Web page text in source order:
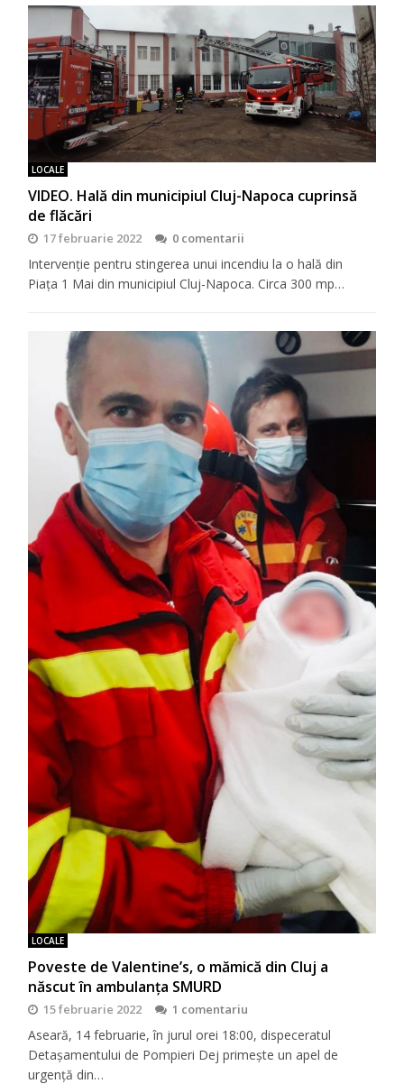
LOCALE
VIDEO. Hală din municipiul Cluj-Napoca cuprinsă
de flăcări
17 februarie 2022 0 comentarii
Intervenție pentru stingerea unui incendiu la o hală din
Piața 1 Mai din municipiul Cluj-Napoca. Circa 300 mp…
LOCALE
Poveste de Valentine’s, o mămică din Cluj a
născut în ambulanța SMURD
15 februarie 2022 1 comentariu
Aseară, 14 februarie, în jurul orei 18:00, dispeceratul
Detașamentului de Pompieri Dej primește un apel de
urgență din…